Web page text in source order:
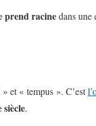
prend racinedans une
et « tempus ». C’est
.